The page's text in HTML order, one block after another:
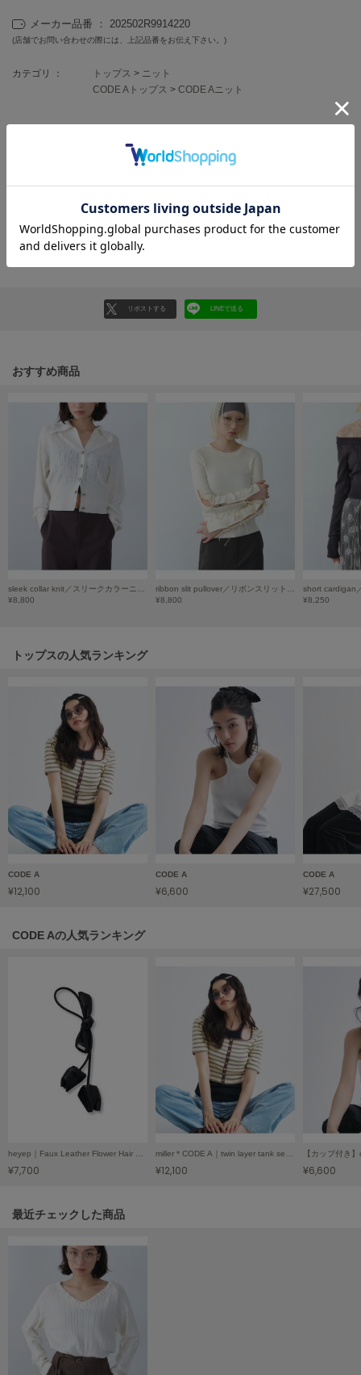
FURFUR
ファーファー
GELATO PIQUE CAT&DOG
ジェラート ピケ キャットアンドドッグ
gelato pique Sleep
ジェラート ピケ スリープ
GRAMICCI
HUNTER
ハンター
HOKA ONEONE
ホカ オネオネ
ラート
le
le coq sportif
ルコックスポルティフ
レスポートサック
LILY BROWN
リリーブラウン
LILY BROWN Lingerie
リリーブラウンランジェリー
LITTLE UNION TOKYO
リトルユニオン トウキョウ
MIESROHE
ミラオーウェン
モワージュ
NEW Balance
ニューバランス
メーカー品番 ： 202502R9914220
(店舗でお問い合わせの際には、上記品番をお伝え下さい。)
カテゴリ ： トップス > ニット
CODE Aトップス > CODE Aニット
レビュー投稿で全員に30ポイントプレゼント！
レビューはマイページのご注文履歴から投稿いただけます
返品・キャンセルについて
リポストする LINEで送る
おすすめ商品
¥8,800
¥8,800
¥8,250
トップスの人気ランキング
CODE A
¥12,100
CODE A
¥6,600
CODE A
¥27,500
CODE Aの人気ランキング
heyep｜Faux Leather Flower Hair Tie／ヘイップ｜フェイクレザーフラワーヘアゴム
¥7,700
miller＊CODE A｜twin layer tank set／ミラー＊コードエー｜ツインレイヤータンクセット
¥12,100 ¥6,600
関連記事
最近チェックした商品